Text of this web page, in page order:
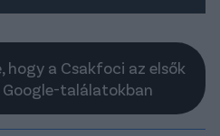
a Csakfoci az elsők
találatokban